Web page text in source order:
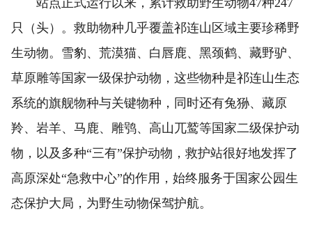
站点正式运行以来，累计救助野生动物47种247
只（头）。救助物种几乎覆盖祁连山区域主要珍稀野
生动物。雪豹、荒漠猫、白唇鹿、黑颈鹤、藏野驴、
草原雕等国家一级保护动物，这些物种是祁连山生态
系统的旗舰物种与关键物种，同时还有兔狲、藏原
羚、岩羊、马鹿、雕鸮、高山兀鹫等国家二级保护动
物，以及多种“三有”保护动物，救护站很好地发挥了
高原深处“急救中心”的作用，始终服务于国家公园生
态保护大局，为野生动物保驾护航。